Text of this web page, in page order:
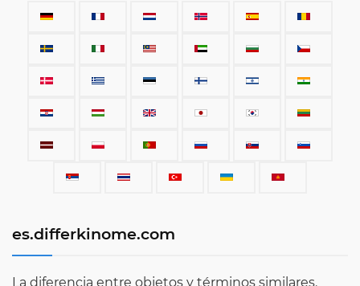
es.differkinome.com
La diferencia entre objetos y términos similares.